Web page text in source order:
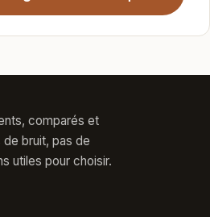
comparés et
bruit, pas de
utiles pour choisir.